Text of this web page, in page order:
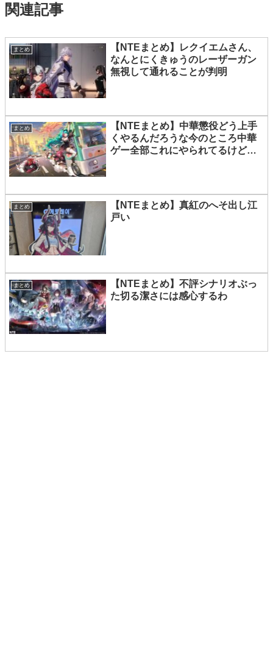
関連記事
まとめ
【NTEまとめ】レクイエムさん、
なんとにくきゅうのレーザーガン
無視して通れることが判明
まとめ
【NTEまとめ】中華懲役どう上手
くやるんだろうな今のところ中華
ゲー全部これにやられてるけど初
まとめ
【NTEまとめ】真紅のへそ出し江
戸い
まとめ
【NTEまとめ】不評シナリオぶっ
た切る潔さには感心するわ